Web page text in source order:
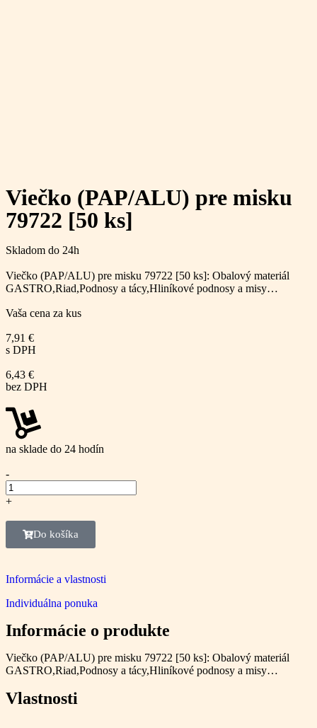
Viečko (PAP/ALU) pre misku
79722 [50 ks]
Skladom do 24h
Viečko (PAP/ALU) pre misku 79722 [50 ks]: Obalový materiál
GASTRO,Riad,Podnosy a tácy,Hliníkové podnosy a misy…
Vaša cena za kus
7,91 €
s DPH
6,43 €
bez DPH
na sklade do 24 hodín
-
+
Do košíka
Informácie a vlastnosti
Individuálna ponuka
Informácie o produkte
Viečko (PAP/ALU) pre misku 79722 [50 ks]: Obalový materiál
GASTRO,Riad,Podnosy a tácy,Hliníkové podnosy a misy…
Vlastnosti